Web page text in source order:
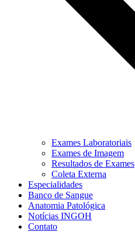
Exames Laboratoriais
Exames de Imagem
Resultados de Exames
Coleta Externa
Especialidades
Banco de Sangue
Anatomia Patológica
Notícias INGOH
Contato